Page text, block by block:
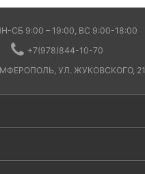
СБ 9:00 – 19:00, ВС 9:00-18:00
+7(978)844-10-70
УЛ. ЖУКОВСКОГО, 21